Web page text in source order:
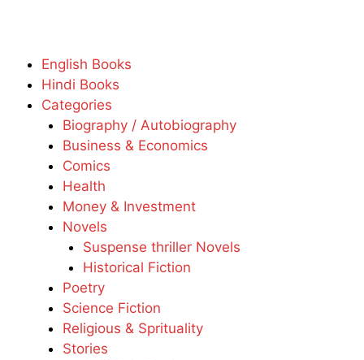
English Books
Hindi Books
Categories
Biography / Autobiography
Business & Economics
Comics
Health
Money & Investment
Novels
Suspense thriller Novels
Historical Fiction
Poetry
Science Fiction
Religious & Sprituality
Stories